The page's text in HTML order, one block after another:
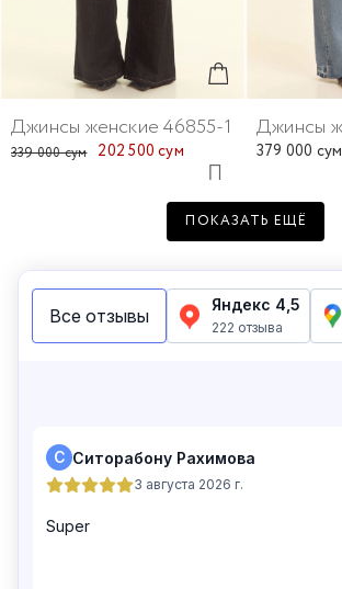
Джинсы женские 46855-1
339 000 сум 202 500 сум 379 000 сум
Джинсы женские 46273-4
ПОКАЗАТЬ ЕЩЁ